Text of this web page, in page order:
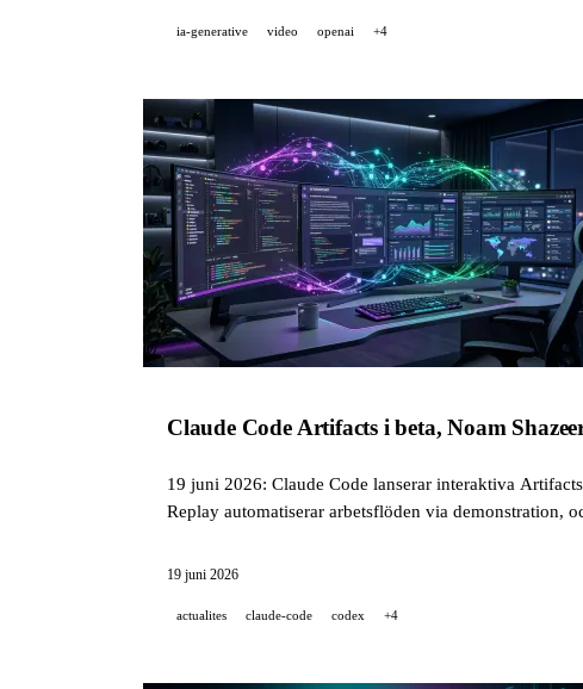
ia-generative video openai +4
Claude Code Artifacts i beta, Noam
19 juni 2026: Claude Code lanserar interaktiva
Replay automatiserar arbetsflöden via demonstration,
19 juni 2026
actualites claude-code codex +4